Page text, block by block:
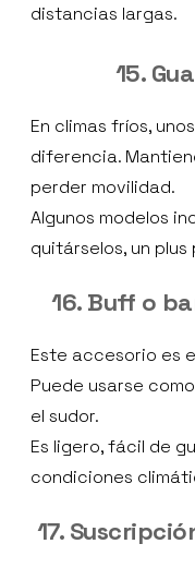
distancias largas.
15.
En climas fríos,
diferencia.
perder movilidad.
Algunos modelos
quitárselos, un
16. Buff o
Este accesorio es
Puede usarse
el sudor.
Es ligero, fácil de
condiciones
17.